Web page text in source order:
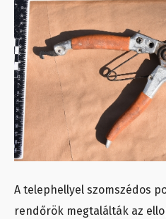
A telephellyel szomszédos
rendőrök megtalálták az